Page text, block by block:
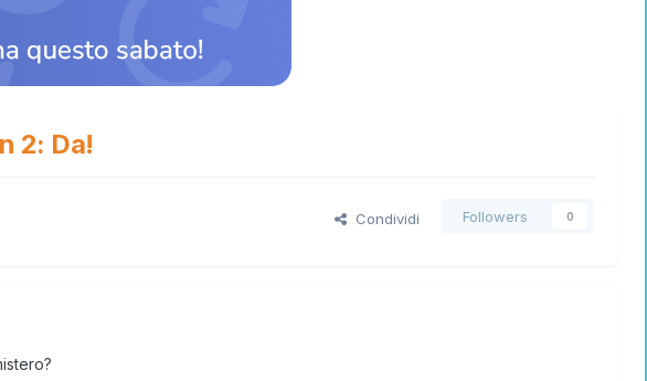
2: Da!
Condividi Followers 0